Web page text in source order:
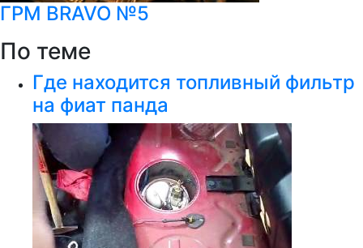
ГРМ BRAVO №5
По теме
Где находится топливный фильтр
на фиат панда